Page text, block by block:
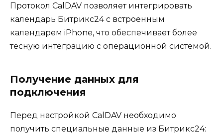
Протокол CalDAV позволяет интегрировать
календарь Битрикс24 с встроенным
календарем iPhone, что обеспечивает более
тесную интеграцию с операционной системой.
Получение данных для
подключения
Перед настройкой CalDAV необходимо
получить специальные данные из Битрикс24: